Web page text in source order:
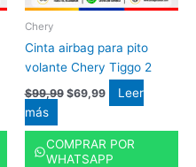
Chery
Cinta airbag para pito
volante Chery Tiggo 2
$99,99 $69,99
Leer
más
COMPRAR POR
WHATSAPP